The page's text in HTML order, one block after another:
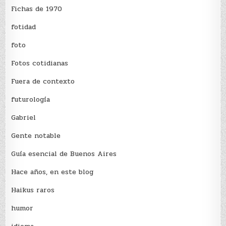
Fichas de 1970
fotidad
foto
Fotos cotidianas
Fuera de contexto
futurología
Gabriel
Gente notable
Guía esencial de Buenos Aires
Hace años, en este blog
Haikus raros
humor